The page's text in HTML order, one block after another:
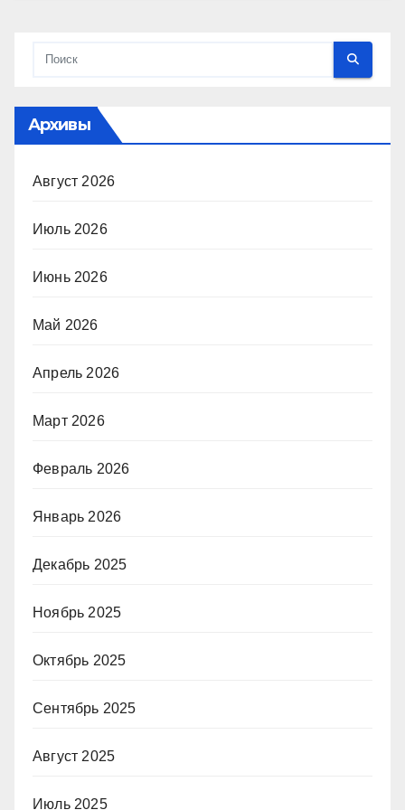
Архивы
Август 2026
Июль 2026
Июнь 2026
Май 2026
Апрель 2026
Март 2026
Февраль 2026
Январь 2026
Декабрь 2025
Ноябрь 2025
Октябрь 2025
Сентябрь 2025
Август 2025
Июль 2025